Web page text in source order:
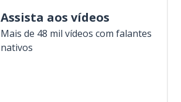
Assista aos vídeos
Mais de 48 mil vídeos com falantes
nativos